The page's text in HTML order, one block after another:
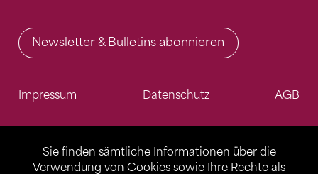
Sie finden sämtliche Informationen über die
Verwendung von Cookies sowie Ihre Rechte als
Newsletter & Bulletins abonnieren
Impressum Datenschutz AGB